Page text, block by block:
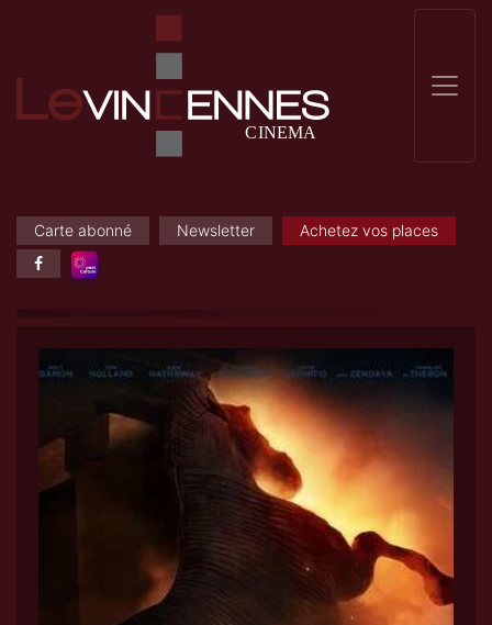
Carte abonné Newsletter Achetez vos places